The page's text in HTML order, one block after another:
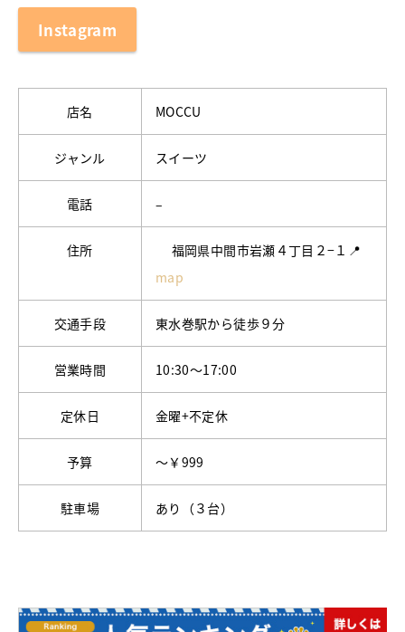
Instagram
店名 MOCCU
ジャンル スイーツ
電話 –
住所
福岡県中間市岩瀬４丁目２−１📍
map
交通手段 東水巻駅から徒歩９分
営業時間 10:30〜17:00
定休日 金曜+不定休
予算 ～￥999
駐車場 あり（３台）